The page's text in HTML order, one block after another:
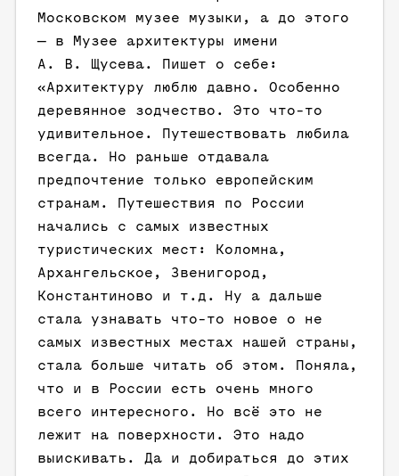
Московском музее музыки, а до этого
— в Музее архитектуры имени
А. В. Щусева. Пишет о себе:
«Архитектуру люблю давно. Особенно
деревянное зодчество. Это что-то
удивительное. Путешествовать любила
всегда. Но раньше отдавала
предпочтение только европейским
странам. Путешествия по России
начались с самых известных
туристических мест: Коломна,
Архангельское, Звенигород,
Константиново и т.д. Ну а дальше
стала узнавать что-то новое о не
самых известных местах нашей страны,
стала больше читать об этом. Поняла,
что и в России есть очень много
всего интересного. Но всё это не
лежит на поверхности. Это надо
выискивать. Да и добираться до этих